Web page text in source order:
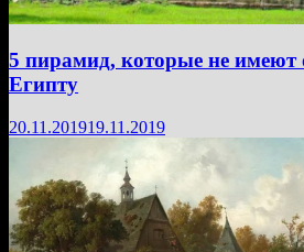
5 пирамид, которые не имеют
Египту
20.11.201919.11.2019